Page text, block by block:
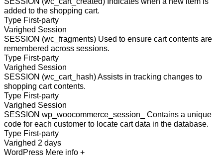
added to the shopping cart.
Type First-party
Varighed Session
SESSION (wc_fragments) Used to ensure cart contents are
remembered across sessions.
Type First-party
Varighed Session
SESSION (wc_cart_hash)Assists in tracking changes to
shopping cart contents.
Type First-party
Varighed Session
SESSION wp_woocommerce_session_
Contains a unique
code for each customer to locate cart data in the database.
Type First-party
Varighed 2 days
WordPress Mere info +